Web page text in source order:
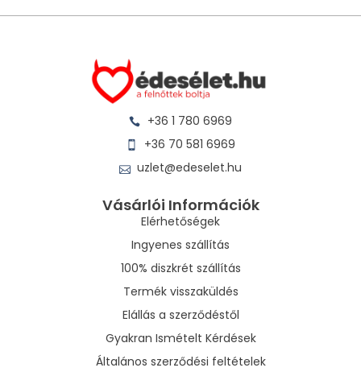
+36 1 780 6969
+36 70 581 6969
uzlet@edeselet.hu
Vásárlói Információk
Elérhetőségek
Ingyenes szállítás
100% diszkrét szállítás
Termék visszaküldés
Elállás a szerződéstől
Gyakran Ismételt Kérdések
Általános szerződési feltételek